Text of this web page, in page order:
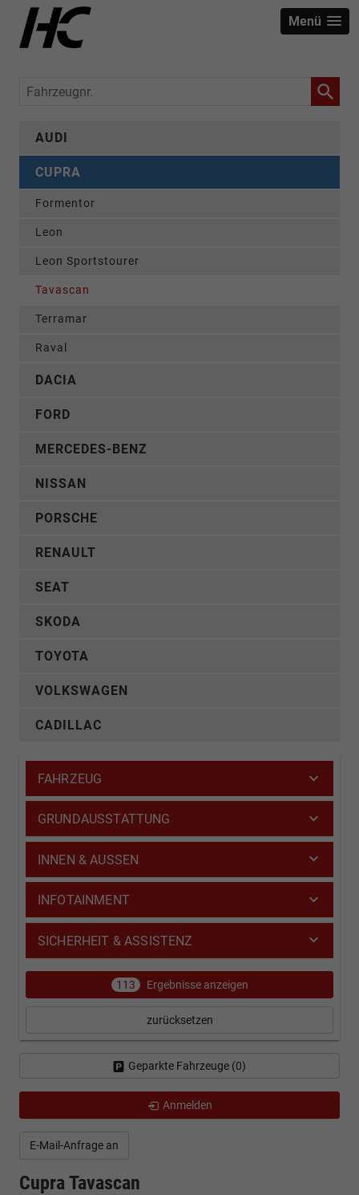
Menü
E-Mail-Anfrage an
Cupra Tavascan
Fahrzeugnr.
AUDI
CUPRA
Formentor
Leon
Leon Sportstourer
Tavascan
Terramar
Raval
DACIA
FORD
MERCEDES-BENZ
NISSAN
PORSCHE
RENAULT
SEAT
SKODA
TOYOTA
VOLKSWAGEN
CADILLAC
FAHRZEUG
GRUNDAUSSTATTUNG
INNEN & AUSSEN
INFOTAINMENT
SICHERHEIT & ASSISTENZ
113 Ergebnisse anzeigen
zurücksetzen
Geparkte Fahrzeuge (0)
Anmelden